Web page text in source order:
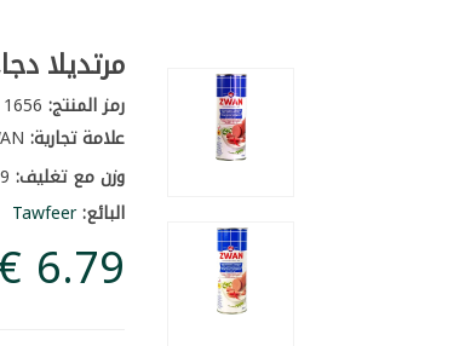
مرتديلا دجاج
رمز المنتج:1656
علامة تجارية:ZWAN
وزن مع تغليف:0.9 كغ
البائع:Tawfeer